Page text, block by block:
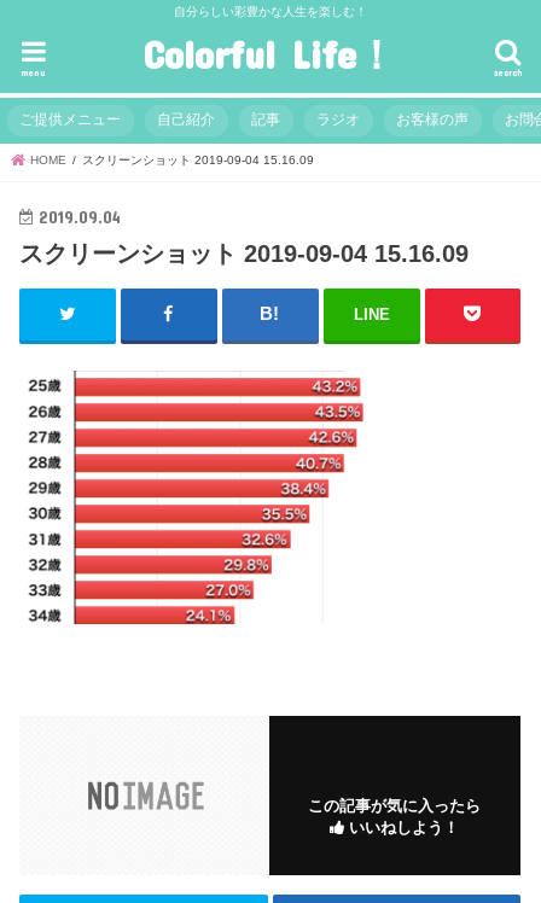
自分らしい彩豊かな人生を楽しむ！
Colorful Life！ search
menu
ご提供メニュー 自己紹介 記事 ラジオ お客様の声 お問
HOME スクリーンショット 2019-09-04 15.16.09
2019.09.04
スクリーンショット 2019-09-04 15.16.09
LINE
この記事が気に入ったら
いいねしよう！